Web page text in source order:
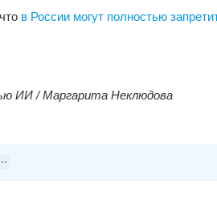
в России могут полностью
ИИ / Маргарита Неклюдова